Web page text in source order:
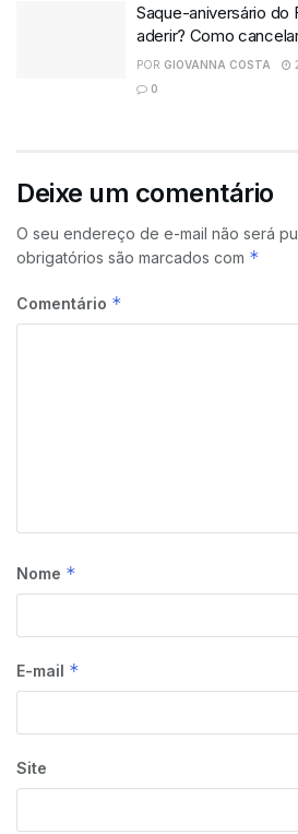
Saque-aniversário do
aderir? Como
POR GIOVANNA COSTA
0
Deixe um comentário
O seu endereço de e-mail não será
obrigatórios são marcados com *
Comentário *
Nome *
E-mail *
Site